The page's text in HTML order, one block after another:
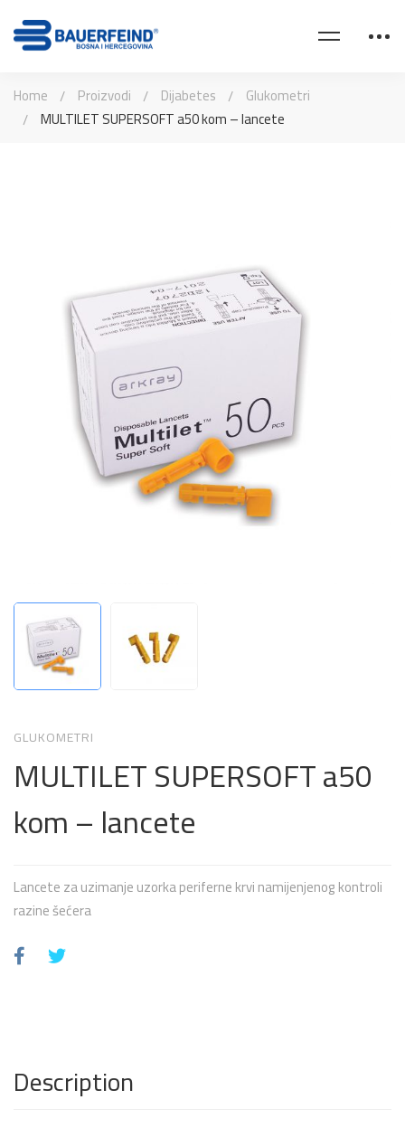
Home Proizvodi Dijabetes
Glukometri
MULTILET SUPERSOFT a50 kom – lancete
GLUKOMETRI
MULTILET SUPERSOFT a50
kom – lancete
Lancete za uzimanje uzorka periferne krvi namijenjenog kontroli
razine šećera
Description